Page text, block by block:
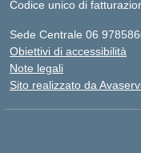
Codice unico di
Sede Centrale 06
Obiettivi di accessibilità
Note legali
Sito realizzato da